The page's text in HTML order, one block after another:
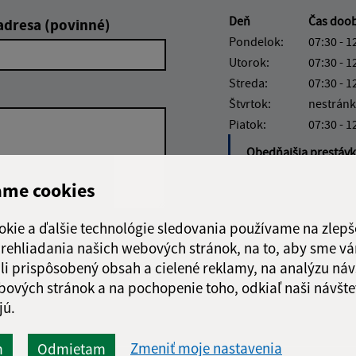
cookies
a ďalšie technológie sledovania používame na
našich webových stránok, na to, aby sme
prispôsobený obsah a cielené reklamy, na analýzu
stránok a na pochopenie toho, odkiaľ naši
Odmietam Zmeniť moje nastavenia
(povinné)
Google reCaptcha Response
Odoslať správu
Deň Čas
Pondelok:
07:30 -
Utorok:
07:30 -
Streda:
07:30 -
Štvrtok:
Piatok:
07:30 -
Obedňajšia